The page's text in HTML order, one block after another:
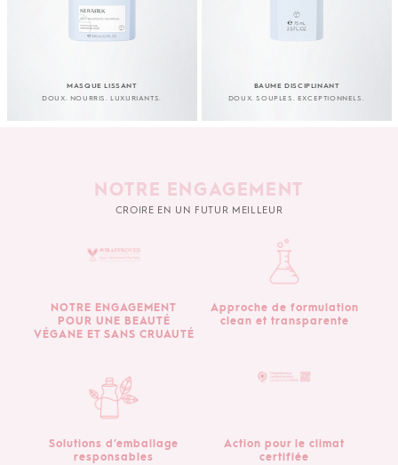
MASQUE LISSANT
DOUX. NOURRIS. LUXURIANTS.
BAUME DISCIPLINANT
DOUX. SOUPLES. EXCEPTIONNELS.
NOTRE ENGAGEMENT
CROIRE EN UN FUTUR MEILLEUR
NOTRE ENGAGEMENT
POUR UNE BEAUTÉ
VÉGANE ET SANS CRUAUTÉ
Approche de formulation
clean et transparente
Solutions d’emballage
responsables
Action pour le climat
certifiée